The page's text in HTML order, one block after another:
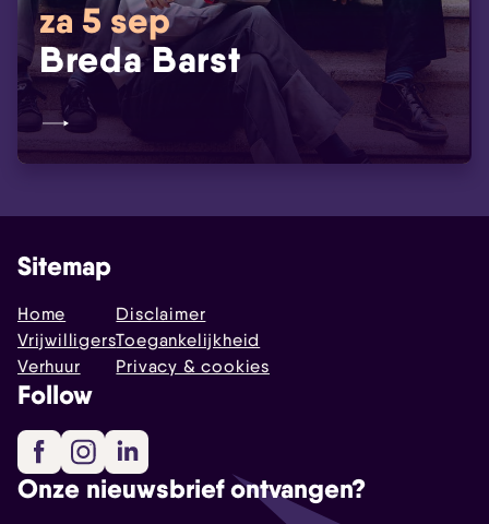
za 5 sep
Breda Barst
Sitemap
Home
Vrijwilligers
Verhuur
Disclaimer
Toegankelijkheid
Privacy & cookies
Follow
FacebookInstagram
Onze nieuwsbrief ontvangen?